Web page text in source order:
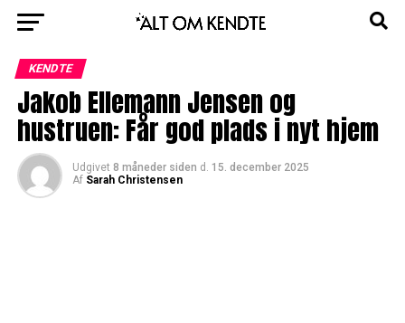
KENDTE
Jakob Ellemann Jensen og
hustruen: Får god plads i nyt hjem
Udgivet 8 måneder siden d. 15. december 2025
Af Sarah Christensen